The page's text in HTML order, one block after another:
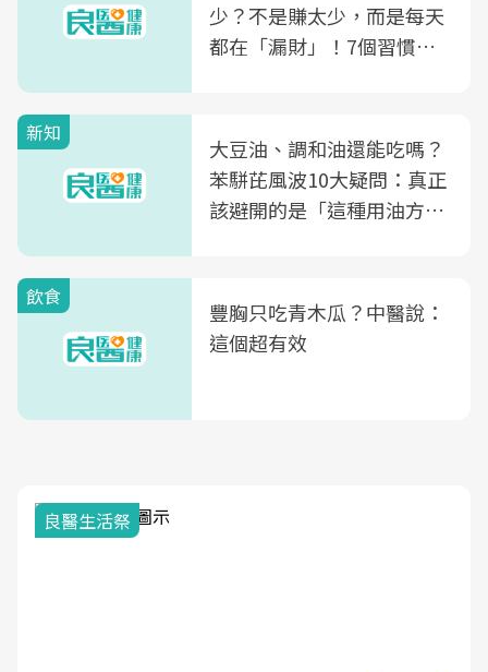
少？不是賺太少，而是每天
都在「漏財」！7個習慣一
新知
大豆油、調和油還能吃嗎？
苯駢芘風波10大疑問：真正
該避開的是「這種用油方
飲食
豐胸只吃青木瓜？中醫說：
這個超有效
良醫生活祭